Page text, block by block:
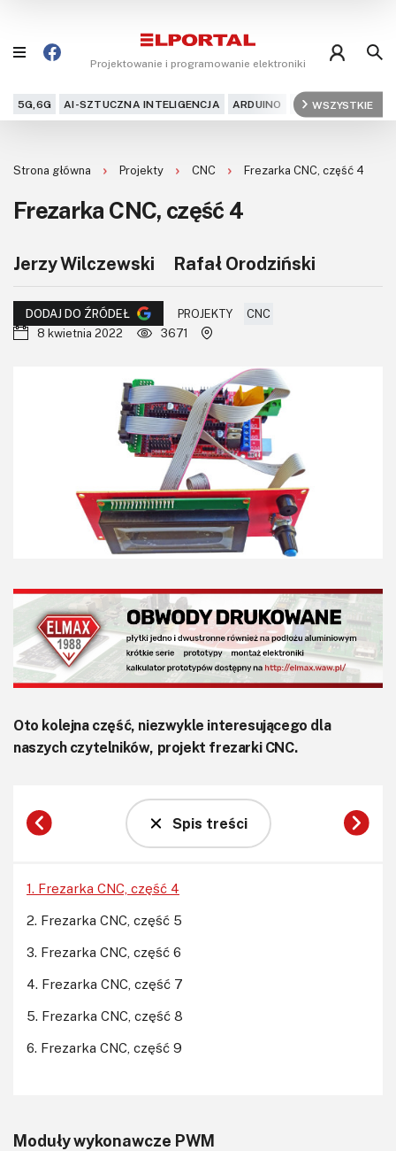
Projektowanie i programowanie elektroniki
5G,6G AI-SZTUCZNA INTELIGENCJA ARDUINO ARM AUDIO
WSZYSTKIE
DIY+
Czytelnia
KITy AVT
Kontakt
Newsletter
Magazyny
Do pobrania
Strona główna Projekty CNC Frezarka CNC, część 4
Frezarka CNC, część 4
Jerzy Wilczewski Rafał Orodziński
DODAJ DO ŹRÓDEŁ PROJEKTY
CNC
8 kwietnia 2022
3671
Oto kolejna część, niezwykle interesującego dla
naszych czytelników, projekt frezarki CNC.
Spis treści
1. Frezarka CNC, część 4
2. Frezarka CNC, część 5
3. Frezarka CNC, część 6
4. Frezarka CNC, część 7
5. Frezarka CNC, część 8
6. Frezarka CNC, część 9
Moduły wykonawcze PWM